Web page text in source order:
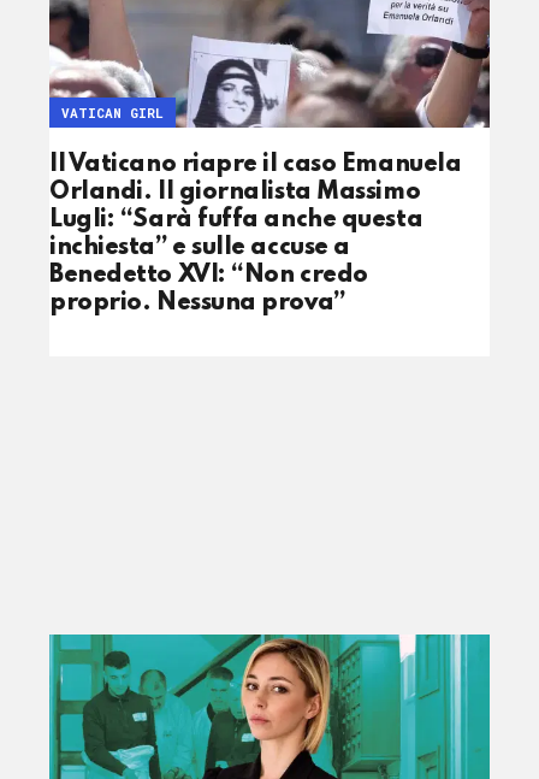
Il Vaticano riapre il caso Emanuela
Orlandi. Il giornalista Massimo
Lugli: “Sarà fuffa anche questa
inchiesta” e sulle accuse a
Benedetto XVI: “Non credo
proprio. Nessuna prova”
VATICAN GIRL